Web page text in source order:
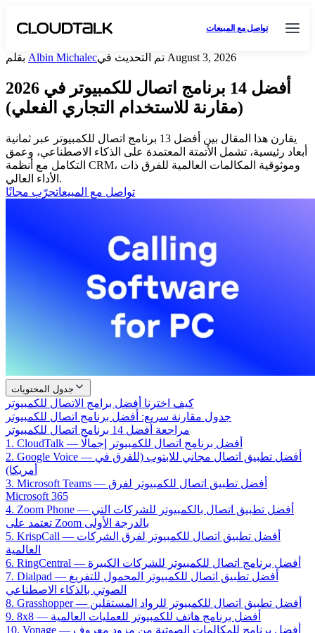
تواصل مع المبيعات
Albin Michalec تم التحديث في August 3, 2026
أفضل 14 برنامج اتصال للكمبيوتر في 2026
(مقارنة للاستخدام التجاري الفعلي)
يقارن هذا المقال بين أفضل 13 برنامج اتصال للكمبيوتر عبر ثمانية
أبعاد رئيسية، تشمل الأتمتة المعتمدة على الذكاء الاصطناعي، وعمق
التكامل مع أنظمة CRM، وموثوقية المكالمات العالمية للفرق ذات
الأداء العالي.
تواصل مع المبيعاتجرّب مجانًا
جدول المحتويات
كيف اخترنا أفضل برامج الاتصال للكمبيوتر
جدول مقارنة سريع: أفضل برنامج اتصال للكمبيوتر
مراجعة أفضل 14 برنامج اتصال للكمبيوتر
1. CloudTalk — أفضل برنامج اتصال للكمبيوتر إجمالًا
2. Google Voice — أفضل تطبيق اتصال مجاني للابتوب (للفرق في
أمريكا)
3. Microsoft Teams — أفضل تطبيق اتصال للكمبيوتر لفرق
Microsoft 365
4. Zoom Phone — أفضل تطبيق اتصال بالكمبيوتر للشركات التي
تعتمد على Zoom بالدرجة الأولى
5. KrispCall — أفضل تطبيق اتصال للكمبيوتر لفرق الشركات
العالمية
6. RingCentral — أفضل برنامج اتصال للكمبيوتر للشركات الكبيرة
7. Dialpad — أفضل تطبيق اتصال للكمبيوتر المحمول للتفريغ
الصوتي بالذكاء الاصطناعي
8. Grasshopper — أفضل تطبيق اتصال للكمبيوتر للرواد المستقلين
9. 8x8 — أفضل برنامج هاتف للكمبيوتر للعمليات العالمية
10. Vonage — أفضل برنامج للمكالمات الصوتية من مزود معروف